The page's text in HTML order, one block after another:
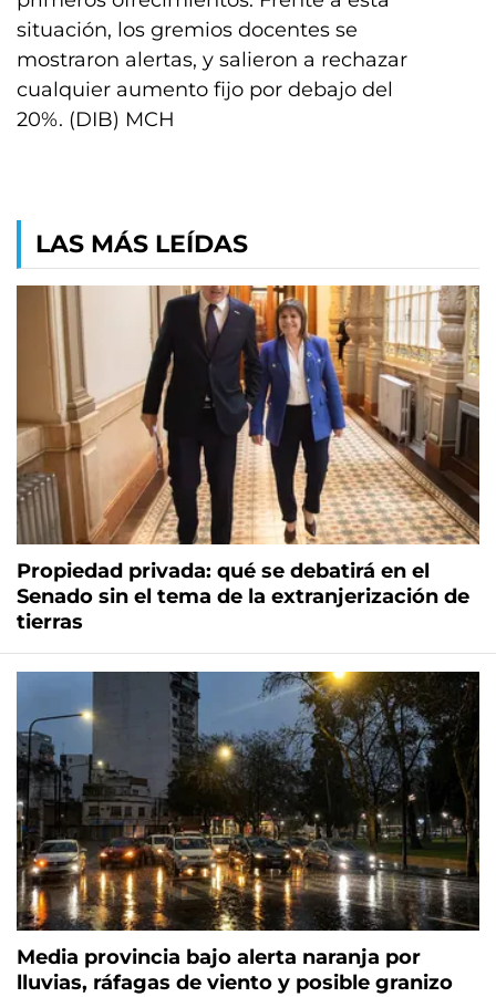
situación, los gremios docentes se
mostraron alertas, y salieron a rechazar
cualquier aumento fijo por debajo del
20%. (DIB) MCH
LAS MÁS LEÍDAS
Propiedad privada: qué se debatirá en el
Senado sin el tema de la extranjerización de
tierras
Media provincia bajo alerta naranja por
lluvias, ráfagas de viento y posible granizo